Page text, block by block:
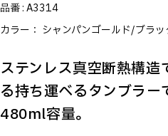
品番 :A3314
カラー： シャンパンゴールド/ブラッ
ステンレス真空断熱構造
る持ち運べるタンブラー
480ml容量。